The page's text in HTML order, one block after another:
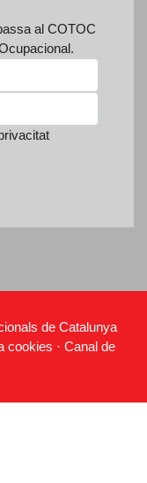
al COTOC
de Catalunya
cookies · Canal de